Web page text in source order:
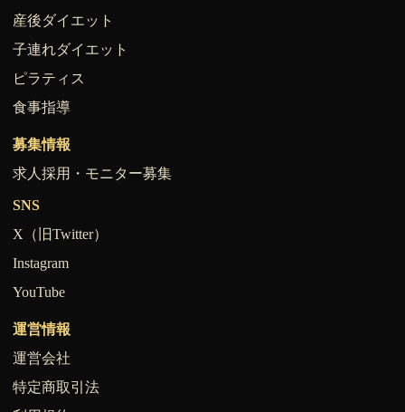
産後ダイエット
子連れダイエット
ピラティス
食事指導
募集情報
求人採用・モニター募集
SNS
X（旧Twitter）
Instagram
YouTube
運営情報
運営会社
特定商取引法